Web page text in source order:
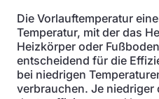
Die Vorlauftemperatur
Temperatur, mit der das
Heizkörper oder
entscheidend für die
bei niedrigen
verbrauchen. Je niedriger